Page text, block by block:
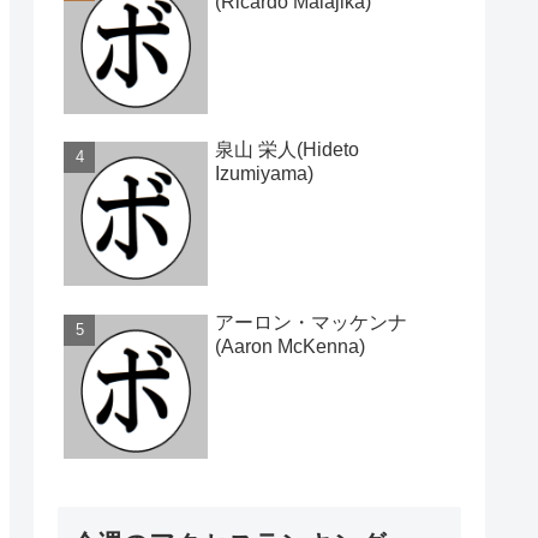
泉山 栄人(Hideto
Izumiyama)
アーロン・マッケンナ
(Aaron McKenna)